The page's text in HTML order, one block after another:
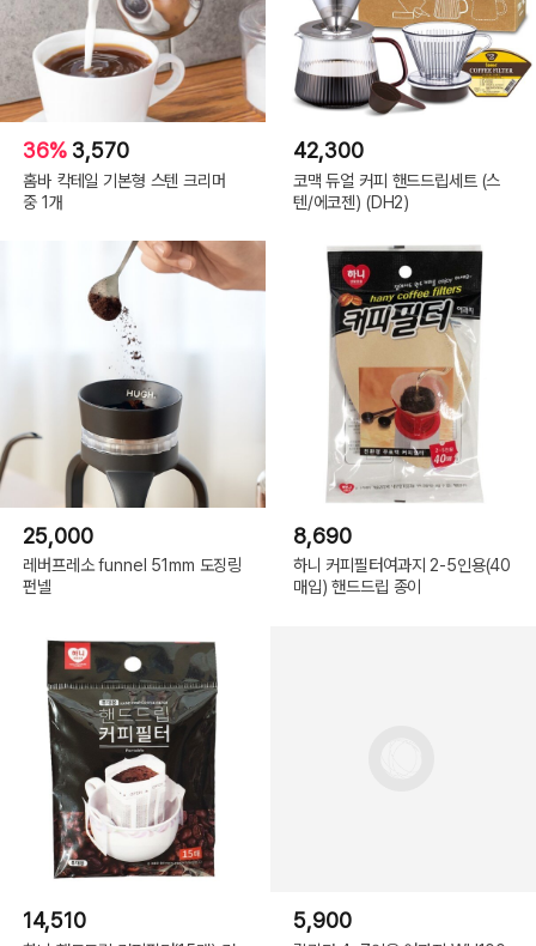
36% 3,570
홈바 칵테일 기본형 스텐 크리머
중 1개
42,300
코맥 듀얼 커피 핸드드립세트 (스
텐/에코젠) (DH2)
25,000
레버프레소 funnel 51mm 도징링
펀넬
8,690
하니 커피필터여과지 2-5인용(40
매입) 핸드드립 종이
14,510 5,900